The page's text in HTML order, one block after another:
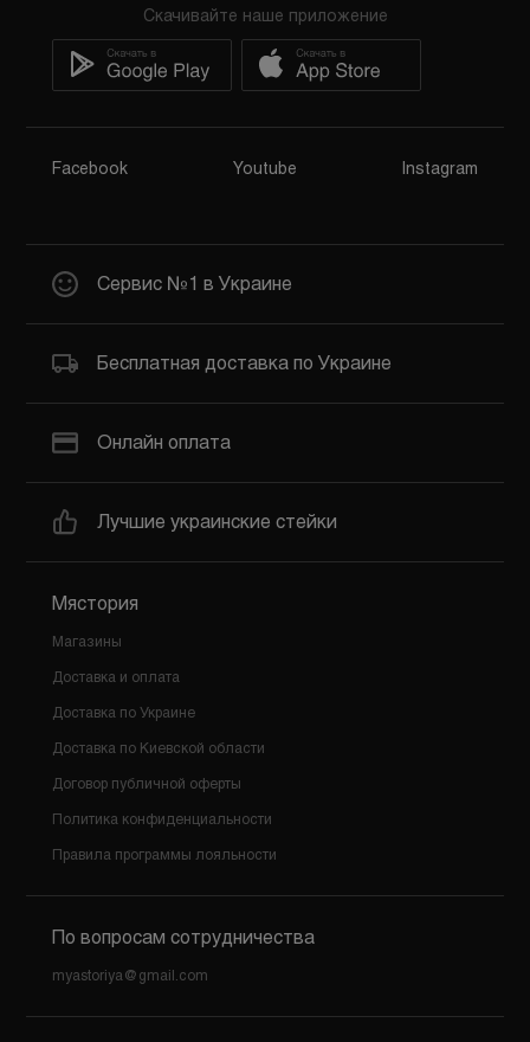
Скачивайте наше приложение
Facebook Youtube Instagram
Сервис №1 в Украине
Бесплатная доставка по Украине
Онлайн оплата
Лучшие украинские стейки
Мястория
Магазины
Доставка и оплата
Доставка по Украине
Доставка по Киевской области
Договор публичной оферты
Политика конфиденциальности
Правила программы лояльности
По вопросам сотрудничества
myastoriya@gmail.com